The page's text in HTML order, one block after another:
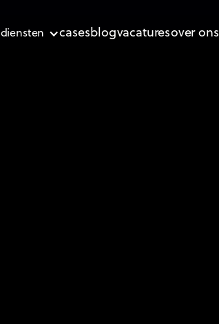
diensten casesblogvacaturesover ons